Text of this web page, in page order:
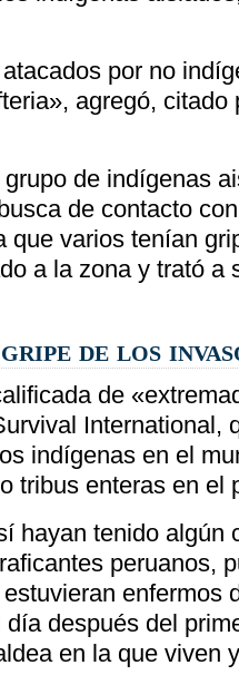
por no
agregó, citado
de indígenas
de contacto
que varios tenían
a la zona y trató a
de los
de
International,
indígenas en el
tribus enteras en el
hayan tenido algún
peruanos,
enfermos
después del
en la que viven